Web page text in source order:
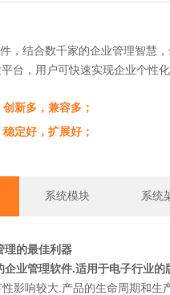
，结合数千家的企业管理智慧
台，用户可快速实现企业个性化
新多，兼容多；
定好，扩展好；
系统模块 系统
理的最佳利器
业管理软件.适用于电子行业的
影响较大.产品的生命周期和生